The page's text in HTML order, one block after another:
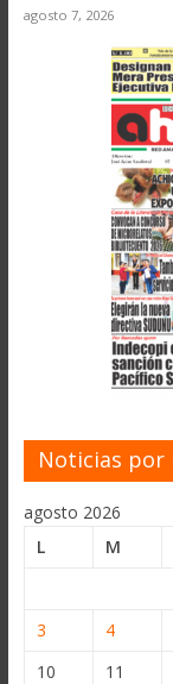
agosto 7, 2026
Noticias por
agosto 2026
L
M
3
4
10
11